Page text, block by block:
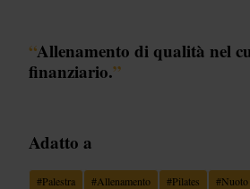
“Allenamento di qualità nel
finanziario.”
Adatto a
#Palestra #Allenamento #Pilates #Nuoto